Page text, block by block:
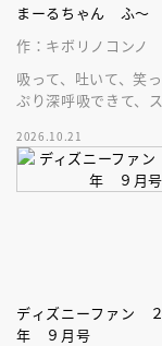
まーるちゃん ふ～
作：キボリノコンノ
吸って、吐いて、笑
ぷり深呼吸できて、
家、キボリノコンノ
ストブック。
2026.10.21
ディズニーファン
年 ９月号